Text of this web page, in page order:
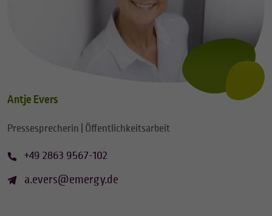
Antje Evers
Pressesprecherin | Öffentlichkeitsarbeit
+49 2863 9567-102
a.evers@emergy.de